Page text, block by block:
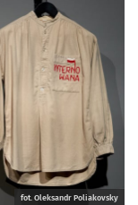
fot. Oleksandr Poliakovsky